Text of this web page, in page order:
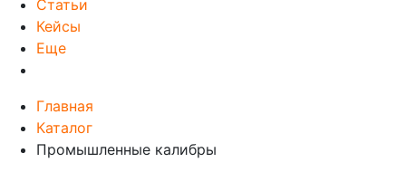
Статьи
Кейсы
Еще
Главная
Каталог
Промышленные калибры